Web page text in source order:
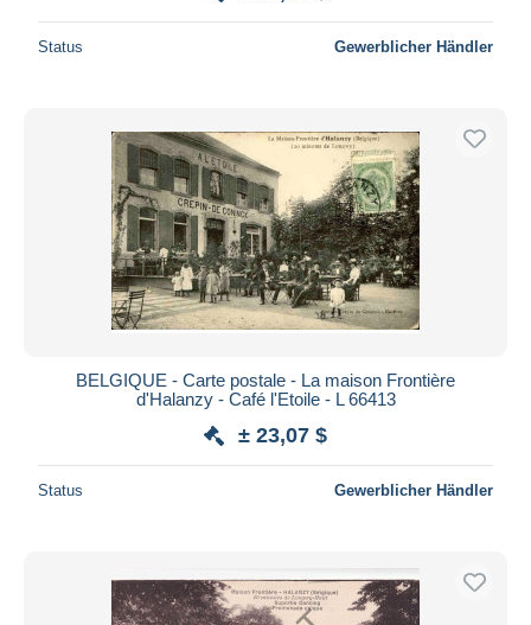
Status Gewerblicher Händler
BELGIQUE - Carte postale - La maison Frontière
d'Halanzy - Café l'Etoile - L 66413
± 23,07 $
Status Gewerblicher Händler